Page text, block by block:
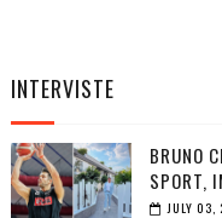
INTERVISTE
BRUNO
SPORT,
JULY 03,